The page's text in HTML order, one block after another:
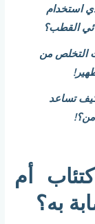
استخدام
القطب؟
التخلص من
تساعد
أم
به؟